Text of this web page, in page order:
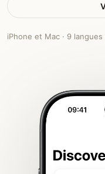
iPhone et Mac · 9